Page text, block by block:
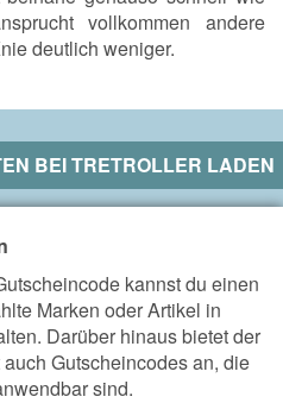
vollkommen andere
deutlich weniger.
BEITRETROLLER LADEN
kannst du einen
Marken oder Artikel in
Darüber hinaus bietet der
Gutscheincodes an, die
sind.